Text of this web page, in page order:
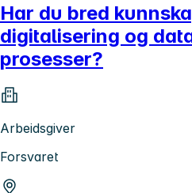
Har du bred
digitalisering og
prosesser?
Arbeidsgiver
Forsvaret